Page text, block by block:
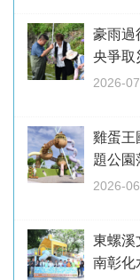
豪雨
央爭取
2026-
雞蛋
題公園
2026-
東螺
南彰化